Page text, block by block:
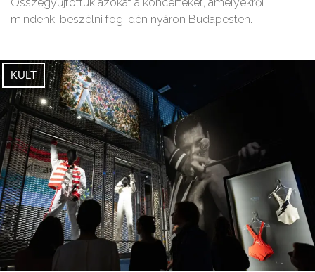
mindenki beszélni fog idén nyáron Budapesten.
KULT